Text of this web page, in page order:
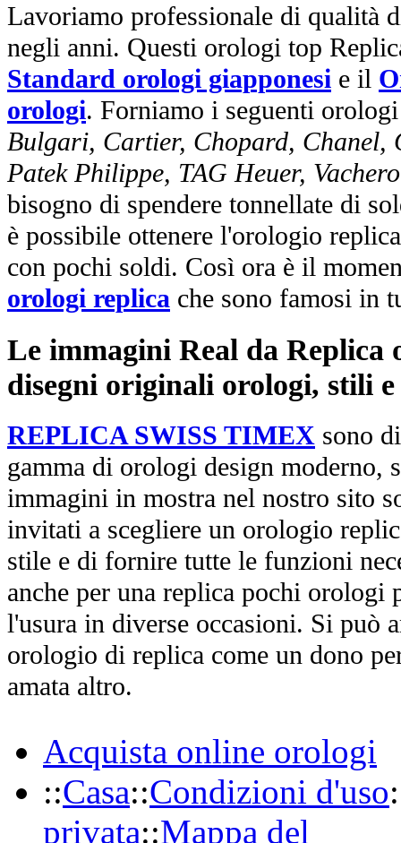
Lavoriamo professionale di qualità
negli anni. Questi orologi top
Standard orologi giapponesi e il
orologi. Forniamo i seguenti
Bulgari, Cartier, Chopard, Chanel,
Patek Philippe, TAG Heuer,
bisogno di spendere tonnellate di
è possibile ottenere l'orologio
con pochi soldi. Così ora è il
orologi replica che sono famosi in
Le immagini Real da Replica
disegni originali orologi, stili
REPLICA SWISS TIMEX sono
gamma di orologi design moderno,
immagini in mostra nel nostro sito
invitati a scegliere un orologio
stile e di fornire tutte le funzioni
anche per una replica pochi orologi
l'usura in diverse occasioni. Si può
orologio di replica come un dono
amata altro.
Acquista online orologi
::Casa::Condizioni d'uso
privata::Mappa del